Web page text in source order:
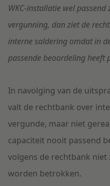
WKC-installatie wel
vergunning, dan ziet de
interne saldering omdat in
passende beoordeling heeft
In navolging van de
valt de rechtbank over
vergunde, maar niet
capaciteit nooit passend
volgens de rechtbank
worden betrokken.